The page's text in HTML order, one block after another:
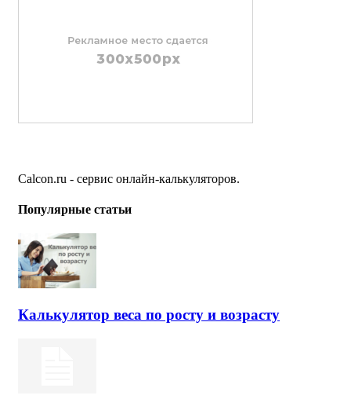
Calcon.ru - сервис онлайн-калькуляторов.
Популярные статьи
Калькулятор веса по росту и возрасту